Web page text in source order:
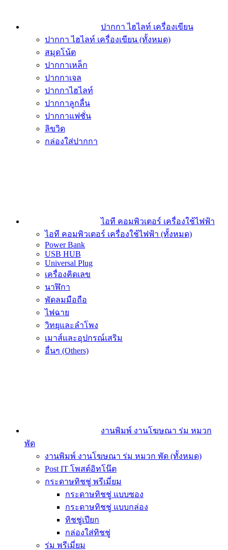
ปากกา ไฮไลท์ เครื่องเขียน
ปากกา ไฮไลท์ เครื่องเขียน (ทั้งหมด)
สมุดโน้ต
ปากกาเหล็ก
ปากกาเจล
ปากกาไฮไลท์
ปากกาลูกลื่น
ปากกาแฟชั่น
ลิขวิด
กล่องใส่ปากกา
ไอที คอมพิวเตอร์ เครื่องใช้ไฟฟ้า
ไอที คอมพิวเตอร์ เครื่องใช้ไฟฟ้า (ทั้งหมด)
Power Bank
USB HUB
Universal Plug
เครื่องคิดเลข
นาฬิกา
พัดลมมือถือ
ไฟฉาย
วิทยุและลำโพง
เมาส์และอุปกรณ์เสริม
อื่นๆ (Others)
งานพิมพ์ งานโฆษณา ร่ม หมวก
พัด
งานพิมพ์ งานโฆษณา ร่ม หมวก พัด (ทั้งหมด)
Post IT โพสต์อิทโน๊ต
กระดาษทิชชู่ พรีเมี่ยม
กระดาษทิชชู่ แบบซอง
กระดาษทิชชู่ แบบกล่อง
ทิชชู่เปียก
กล่องใส่ทิชชู่
ร่ม พรีเมี่ยม